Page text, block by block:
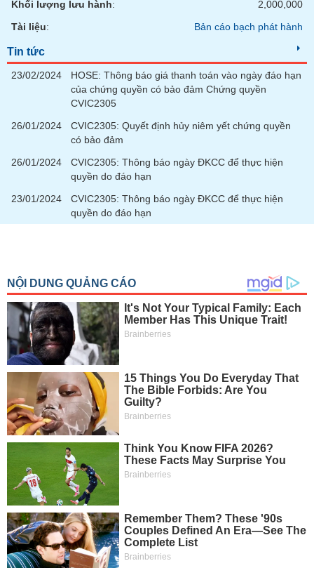
Khối lượng lưu hành:
2,000,000
Tài liệu: Bản cáo bạch phát hành
Tin tức
23/02/2024
HOSE: Thông báo giá thanh toán vào ngày đáo hạn
của chứng quyền có bảo đảm Chứng quyền
CVIC2305
26/01/2024
CVIC2305: Quyết định hủy niêm yết chứng quyền
có bảo đảm
26/01/2024
CVIC2305: Thông báo ngày ĐKCC để thực hiện
quyền do đáo hạn
23/01/2024
CVIC2305: Thông báo ngày ĐKCC để thực hiện
quyền do đáo hạn